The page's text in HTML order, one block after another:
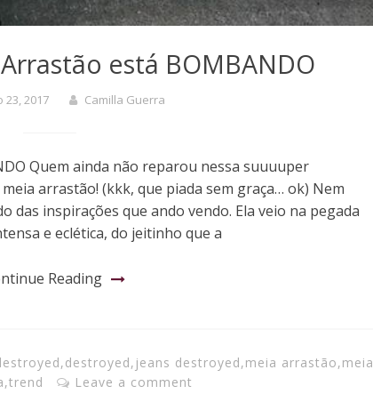
está BOMBANDO
2017 Camilla Guerra
Quem ainda não reparou nessa suuuuper
arrastão! (kkk, que piada sem graça… ok) Nem
inspirações que ando vendo. Ela veio na pegada
e eclética, do jeitinho que a
Reading
,destroyed, jeans destroyed,meia arrastão,meia
,trend Leave a comment